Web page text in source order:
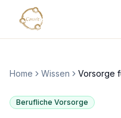
Home Wissen Vorsorge
Berufliche Vorsorge